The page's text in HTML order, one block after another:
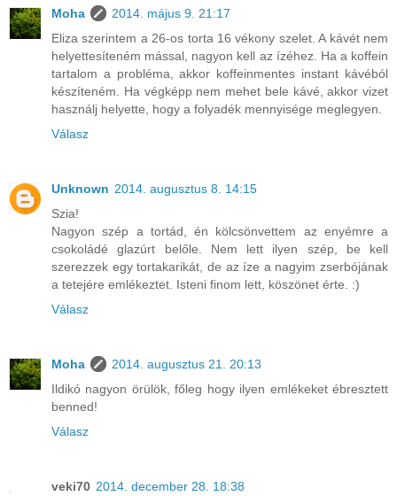
Moha
2014. május 9. 21:17
Eliza szerintem a 26-os torta 16 vékony szelet. A kávét nem
helyettesíteném mással, nagyon kell az ízéhez. Ha a koffein
tartalom a probléma, akkor koffeinmentes instant kávéból
készíteném. Ha végképp nem mehet bele kávé, akkor vizet
használj helyette, hogy a folyadék mennyisége meglegyen.
Válasz
Unknown 2014. augusztus 8. 14:15
Szia!
Nagyon szép a tortád, én kölcsönvettem az enyémre a
csokoládé glazúrt belőle. Nem lett ilyen szép, be kell
szerezzek egy tortakarikát, de az íze a nagyim zserbójának
a tetejére emlékeztet. Isteni finom lett, köszönet érte. :)
Válasz
Moha
2014. augusztus 21. 20:13
Ildikó nagyon örülök, főleg hogy ilyen emlékeket ébresztett
benned!
Válasz
veki70 2014. december 28. 18:38